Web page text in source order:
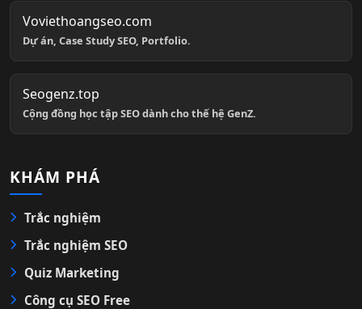
Voviethoangseo.com
Dự án, Case Study SEO, Portfolio.
Seogenz.top
Cộng đồng học tập SEO dành cho thế hệ GenZ.
KHÁM PHÁ
Trắc nghiệm
Trắc nghiệm SEO
Quiz Marketing
Công cụ SEO Free